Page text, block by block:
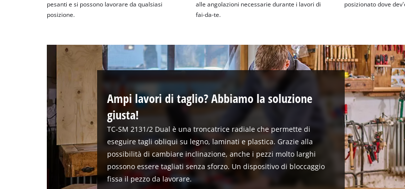
pesanti e si possono lavorare da qualsiasi
posizione.
alle angolazioni necessarie durante i lavori di
fai-da-te.
posizionato dove
Ampi lavori di taglio? Abbiamo la soluzione
giusta!
TC-SM 2131/2 Dual è una troncatrice radiale che permette di
eseguire tagli obliqui su legno, laminati e plastica. Grazie alla
possibilità di cambiare inclinazione, anche i pezzi molto larghi
possono essere tagliati senza sforzo. Un dispositivo di bloccaggio
fissa il pezzo da lavorare.